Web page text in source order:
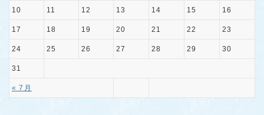
« 7月
10 11 12 13 14 15 16
17 18 19 20 21 22 23
24 25 26 27 28 29 30
31